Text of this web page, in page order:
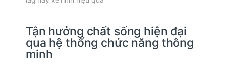
Tận hưởng chất sống hiện đại
qua hệ thống chức năng thông
minh